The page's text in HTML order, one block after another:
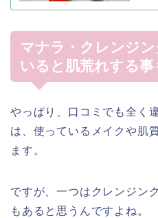
マナラ・クレンジ
いると肌荒れする事
やっぱり、口コミでも全く
は、使っているメイクや肌
ます。
ですが、一つはクレンジン
もあると思うんですよね。